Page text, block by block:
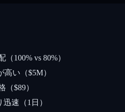
100% vs 80%）
高い（$5M）
（$89）
速（1日）